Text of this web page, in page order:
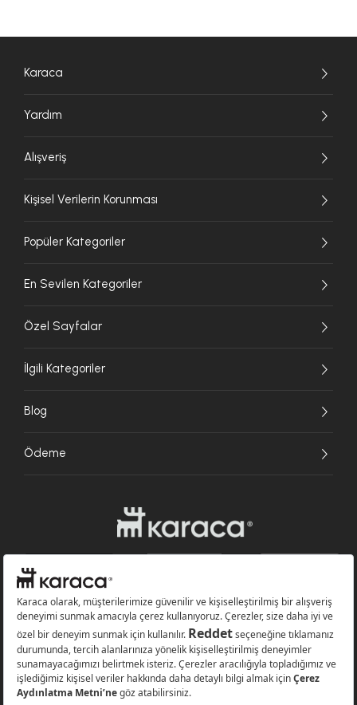
Karaca
Yardım
Alışveriş
Kişisel Verilerin Korunması
Popüler Kategoriler
En Sevilen Kategoriler
Özel Sayfalar
İlgili Kategoriler
Blog
Ödeme
Websitesinde kullanılan bazı görseller yapay zekâ (AI) ile üretilmiştir.
Karaca.com © 2026 - Karaca Züccaciye A.Ş. Tüm hakları saklıdır.